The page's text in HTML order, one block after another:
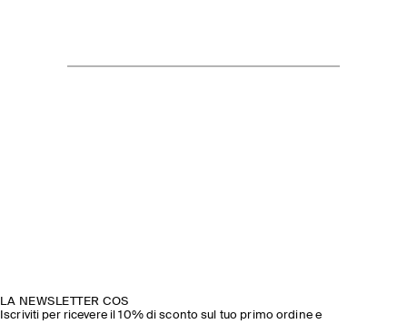
LA NEWSLETTER COS
Iscriviti per ricevere il 10% di sconto sul tuo primo ordine e